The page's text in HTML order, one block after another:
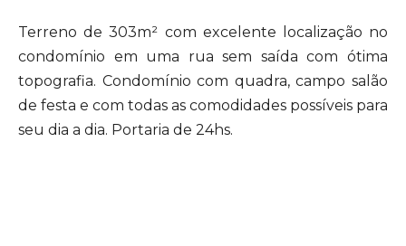
Terreno de 303m² com excelente localização no
condomínio em uma rua sem saída com ótima
topografia. Condomínio com quadra, campo salão
de festa e com todas as comodidades possíveis para
seu dia a dia. Portaria de 24hs.